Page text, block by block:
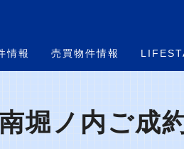
情報 売買物件情報
堀ノ内ご成